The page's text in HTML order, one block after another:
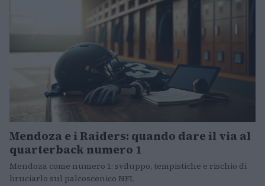
Mendoza e i Raiders: quando dare il via al
quarterback numero 1
Mendoza come numero 1: sviluppo, tempistiche e rischio di
bruciarlo sul palcoscenico NFL